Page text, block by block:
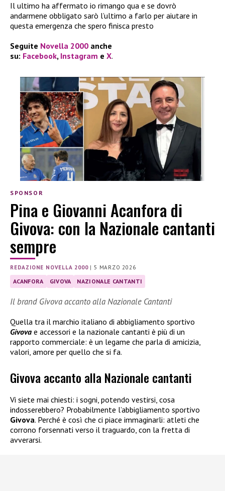
Il ultimo ha affermato io rimango qua e se dovrò
andarmene obbligato sarò l’ultimo a farlo per aiutare in
questa emergenza che spero finisca presto
Seguite Novella 2000 anche
su: Facebook, Instagram e X.
SPONSOR
Pina e Giovanni Acanfora di
Givova: con la Nazionale cantanti
sempre
REDAZIONE NOVELLA 2000|5 MARZO 2026
ACANFORA GIVOVA NAZIONALE CANTANTI
Il brand Givova accanto alla Nazionale Cantanti
Quella tra il marchio italiano di abbigliamento sportivo
Givova e accessori e la nazionale cantanti è più di un
rapporto commerciale: è un legame che parla di amicizia,
valori, amore per quello che si fa.
Givova accanto alla Nazionale cantanti
Vi siete mai chiesti: i sogni, potendo vestirsi, cosa
indosserebbero? Probabilmente l’abbigliamento sportivo
Givova. Perché è così che ci piace immaginarli: atleti che
corrono forsennati verso il traguardo, con la fretta di
avverarsi.